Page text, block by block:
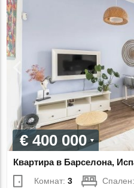
€ 400 000
Квартира в Барселона,
Комнат:3